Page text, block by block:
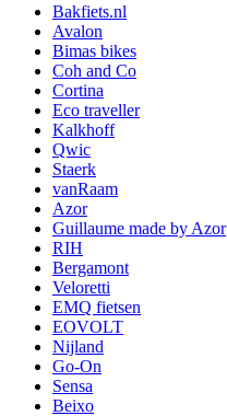
Bakfiets.nl
Avalon
Bimas bikes
Coh and Co
Cortina
Eco traveller
Kalkhoff
Qwic
Staerk
vanRaam
Azor
Guillaume made by Azor
RIH
Bergamont
Veloretti
EMQ fietsen
EOVOLT
Nijland
Go-On
Sensa
Beixo